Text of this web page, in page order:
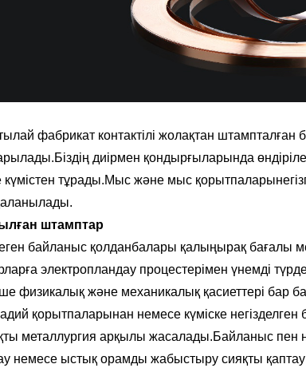
фабрикат контактілі жолақтан штампталған
диірмен қондырғыларында
күмістен тұрады.Мыс және мыс қорытпалары
штамптар
байланыс қолданбалары қалыңырақ бағалы
электропландау процестерімен үнемді
физикалық және механикалық қасиеттері бар
қорытпаларынан немесе күміске
металлургия арқылы жасалады.Байланыс пен
немесе ыстық орамды жабыстыру сияқты